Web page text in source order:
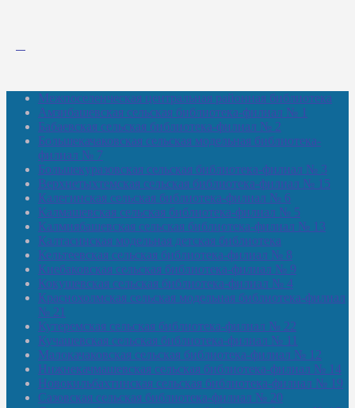
Межпоселенческая центральная районная библиотека
Амзибашевская сельская библиотека-филиал № 1
Бабаевская сельская библиотека-филиал № 2
Большекачаковская сельская модельная библиотека-
филиал № 7
Большекуразовская сельская библиотека-филиал № 3
Верхнетыхтемская сельская библиотека-филиал № 15
Калегинская сельская библиотека-филиал № 6
Калмашевская сельская библиотека-филиал № 5
Калмиябашевская сельская библиотека-филиал № 13
Калтасинская модельная детская библиотека
Кельтеевская сельская библиотека-филиал № 8
Киебаковская сельская библиотека-филиал № 9
Кокушевская сельская библиотека-филиал № 4
Краснохолмская сельская модельная библиотека-филиал
№ 21
Кутеремская сельская библиотека-филиал № 22
Кучашевская сельская библиотека-филиал № 11
Малокачаковская сельская библиотека-филиал № 12
Нижнекачмашевская сельская библиотека-филиал № 14
Новокильбахтинская сельская библиотека-филиал № 19
Сазовская сельская библиотека-филиал № 20